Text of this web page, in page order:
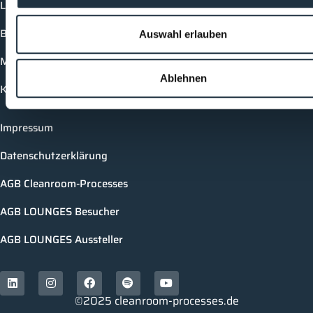
Auswahl erlauben
Ablehnen
Login
Buchungsmöglichkeiten
Medienformate
Kontakt
Impressum
Datenschutzerklärung
AGB Cleanroom-Processes
AGB LOUNGES Besucher
AGB LOUNGES Aussteller
©2025 cleanroom-processes.de